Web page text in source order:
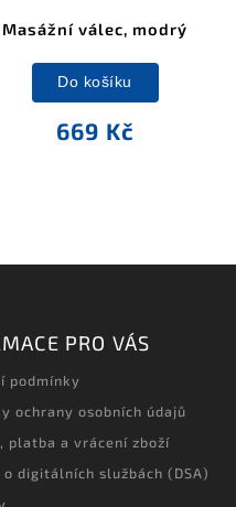
Masážní válec, modrý
669 Kč
Do košíku
PRO VÁS
podmínky
ochrany osobních údajů
platba a vrácení zboží
o digitálních službách (DSA)